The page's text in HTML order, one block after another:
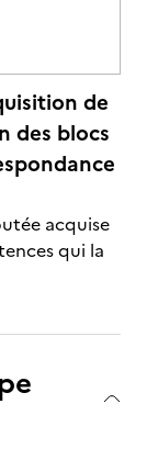
de
des blocs
acquise
qui la